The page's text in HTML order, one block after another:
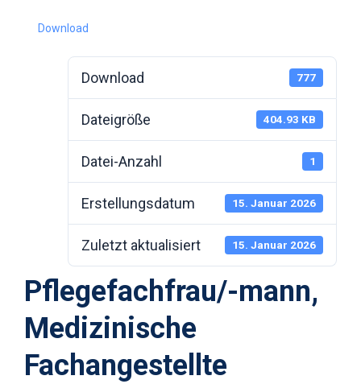
Download
Download 777
Dateigröße 404.93 KB
Datei-Anzahl 1
Erstellungsdatum 15. Januar 2026
Zuletzt aktualisiert 15. Januar 2026
Pflegefachfrau/-mann,
Medizinische
Fachangestellte